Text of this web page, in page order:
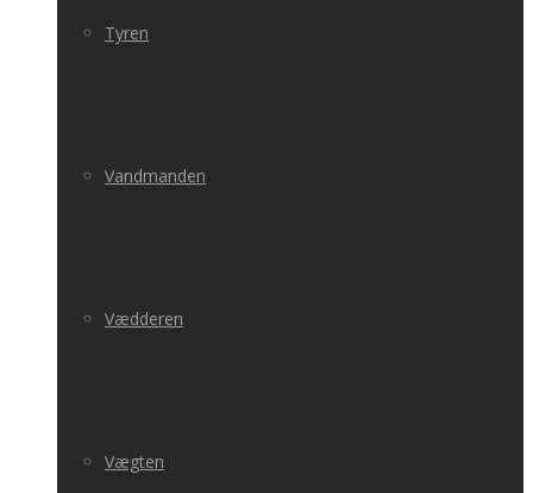
Tyren
Vandmanden
Vædderen
Vægten